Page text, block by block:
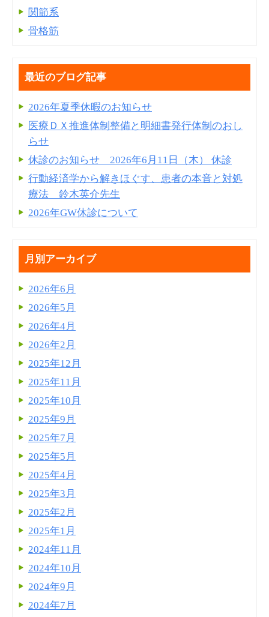
関節系
骨格筋
最近のブログ記事
2026年夏季休暇のお知らせ
医療ＤＸ推進体制整備と明細書発⾏体制のおし
らせ
休診のお知らせ 2026年6月11日（木） 休診
行動経済学から解きほぐす、患者の本音と対処
療法 鈴木英介先生
2026年GW休診について
月別アーカイブ
2026年6月
2026年5月
2026年4月
2026年2月
2025年12月
2025年11月
2025年10月
2025年9月
2025年7月
2025年5月
2025年4月
2025年3月
2025年2月
2025年1月
2024年11月
2024年10月
2024年9月
2024年7月